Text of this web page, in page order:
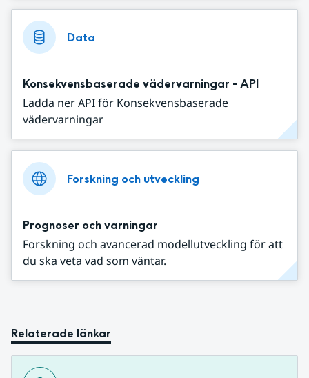
Data
Konsekvensbaserade vädervarningar - API
Ladda ner API för Konsekvensbaserade
vädervarningar
Forskning och utveckling
Prognoser och varningar
Forskning och avancerad modellutveckling för att
du ska veta vad som väntar.
Relaterade länkar